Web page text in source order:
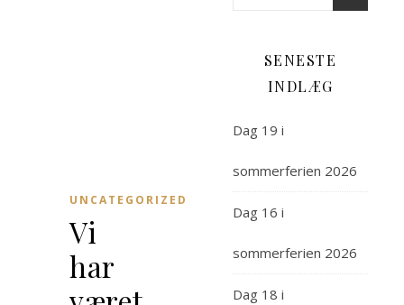
UNCATEGORIZED
Vi
har
SENESTE
INDLÆG
Dag 19 i
sommerferien 2026
Dag 16 i
sommerferien 2026
Dag 18 i